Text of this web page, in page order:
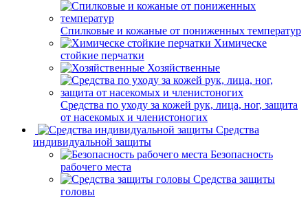
Спилковые и кожаные от пониженных температур
Химическе
стойкие перчатки
Хозяйственные
Средства по уходу за кожей рук, лица, ног, защита
от насекомых и членистоногих
Средства
индивидуальной защиты
Безопасность
рабочего места
Средства защиты
головы